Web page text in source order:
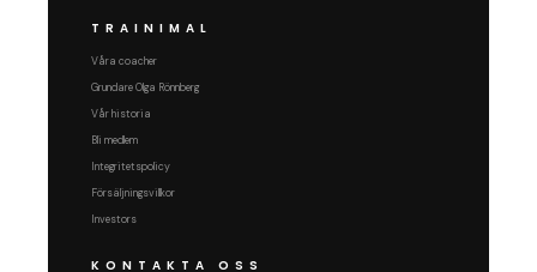
TRAINIMAL
Våra coacher
Grundare Olga Rönnberg
Vår historia
Bli medlem
Integritetspolicy
Försäljningsvillkor
Investors
KONTAKTA OSS